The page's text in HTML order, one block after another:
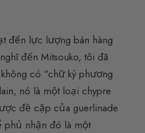
đến lực lượng bán hàng
đến Mitsouko, tôi đã
có “chữ ký phương
nó là một loại chypre
đề cập của guerlinade
phủ nhận đó là một